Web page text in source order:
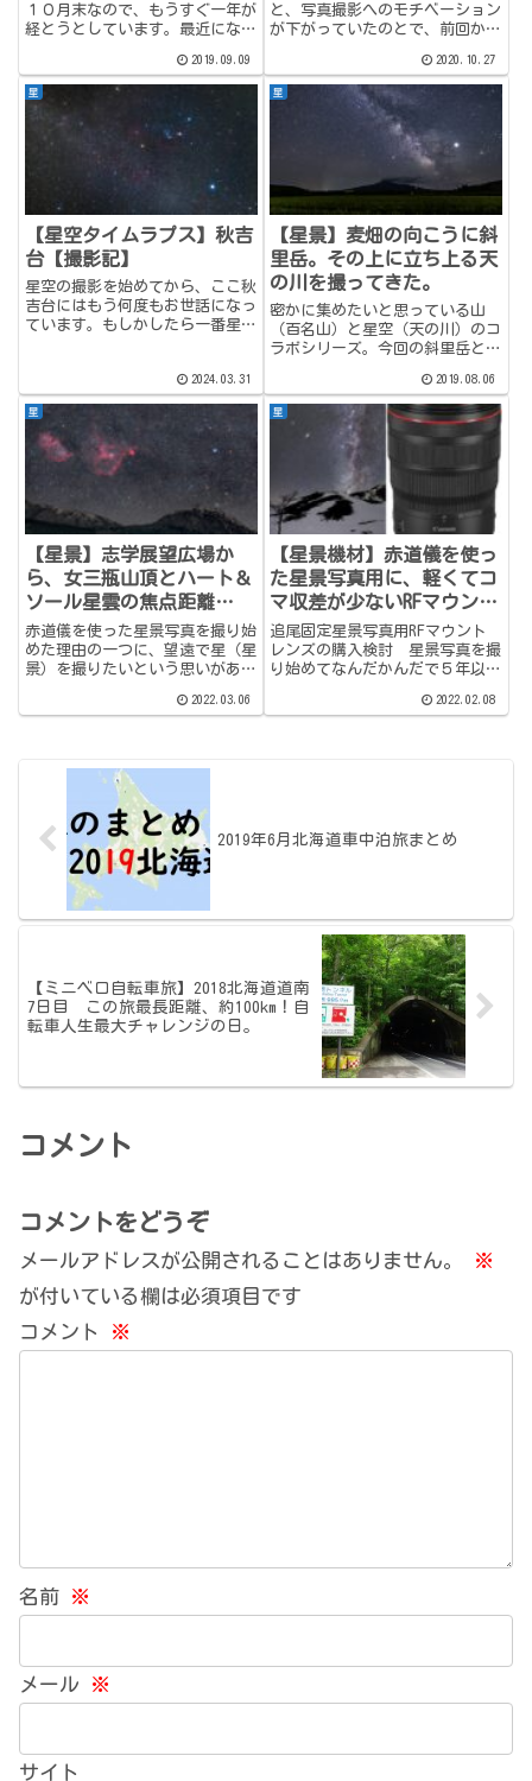
１０月末なので、もうすぐ一年が
経とうとしています。最近になっ
ネットで見かけるようになってき
ました。それがまた意外とレベル
が高い。私の星景写真事情は”高
感度番長”の異名を取る...
2019.09.09
と、写真撮影へのモチベーション
が下がっていたのとで、前回から
ようやく星景撮影を再開しまし
た。前回の星景記事最近の星景撮
影事情7カ月の間に、自分の星景
撮影事情も多少変わりました。マ
2020.10.27
星
【星空タイムラプス】秋吉
台【撮影記】
星空の撮影を始めてから、ここ秋
吉台にはもう何度もお世話になっ
ています。もしかしたら一番星の
木がないので360度撮影できる
し、少し奥に入ればまず人と会う
ことはない。星景撮影には最適
の...
2024.03.31
星
【星景】麦畑の向こうに斜
里岳。その上に立ち上る天
の川を撮ってきた。
密かに集めたいと思っている山
（百名山）と星空（天の川）のコ
ラボシリーズ。今回の斜里岳との
（第一弾はこちら）。できればコ
ンプリートしたいけどまだまだ先
は長いです（笑。撮影記2019年6
月25日（火）人生初の三夜連
2019.08.06
星
【星景】志学展望広場か
ら、女三瓶山頂とハート＆
ソール星雲の焦点距離
150mm越え望遠星景。
赤道儀を使った星景写真を撮り始
めた理由の一つに、望遠で星（星
景）を撮りたいという思いがあり
方、天体写真の画像処理の仕方な
2022.03.06
星
【星景機材】赤道儀を使っ
た星景写真用に、軽くてコ
マ収差が少ないRFマウント
のレンズが欲しくなったの
で検討してみた。
追尾固定星景写真用RFマウント
レンズの購入検討 星景写真を撮
り始めてなんだかんだで５年以上
もそれなりに増えてきて、一応ど
2022.02.08
2019年6月北海道車中泊旅まとめ
【ミニベロ自転車旅】2018北海道道南
7日目 この旅最長距離、約100km！自
転車人生最大チャレンジの日。
コメント
コメントをどうぞ
メールアドレスが公開されることはありません。
※
が付いている欄は必須項目です
コメント
※
名前 ※
メール ※
サイト